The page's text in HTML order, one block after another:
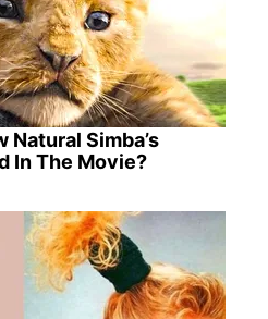
Natural Simba’s
In The Movie?